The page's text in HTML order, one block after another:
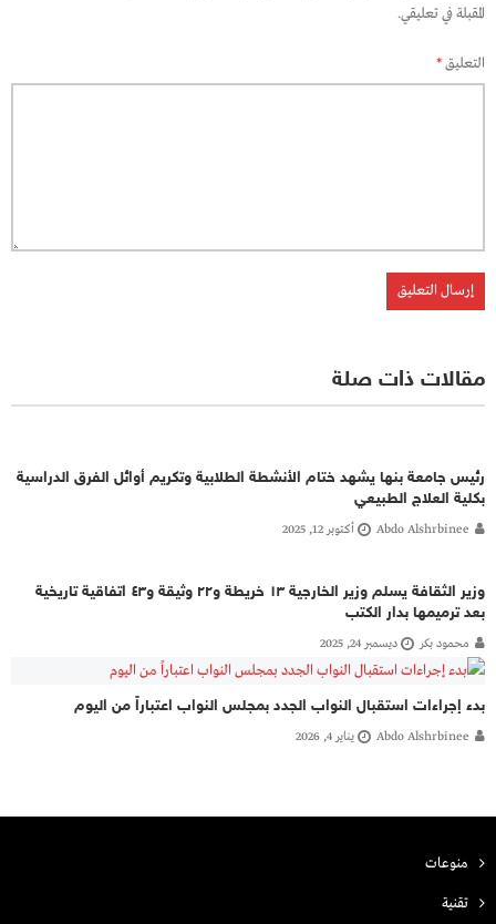
المقبلة في تعليقي.
التعليق*
مقالات ذات صلة
رئيس جامعة بنها يشهد ختام الأنشطة الطلابية وتكريم أوائل الفرق الدراسية
بكلية العلاج الطبيعي
Abdo Alshrbinee أكتوبر 12, 2025
وزير الثقافة يسلم وزير الخارجية ١٣ خريطة و٢٢ وثيقة و٤٣ اتفاقية تاريخية
بعد ترميمها بدار الكتب
محمود بكر ديسمبر 24, 2025
بدء إجراءات استقبال النواب الجدد بمجلس النواب اعتباراً من اليوم
Abdo Alshrbinee يناير 4, 2026
منوعات
تقنية